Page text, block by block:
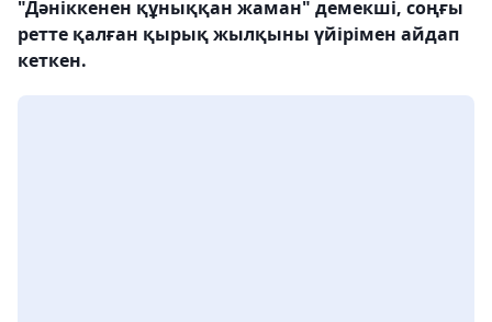
"Дәніккенен құныққан жаман" демекші, соңғы
ретте қалған қырық жылқыны үйірімен айдап
кеткен.